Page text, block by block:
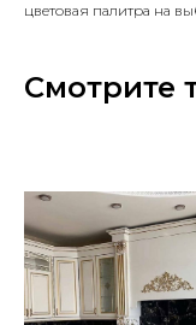
цветовая палитра на
Смотрите